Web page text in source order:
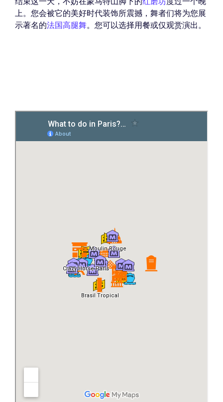
上。您会被它的美好时代装饰所震撼，舞者们将为您展
示著名的法国高腿舞。您可以选择用餐或仅观赏演出。